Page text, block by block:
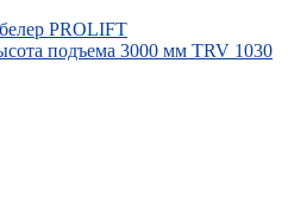
PROLIFT
подъема 3000 мм TRV 1030